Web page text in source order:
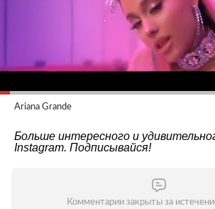
Ariana Grande
Больше интересного и
Instagram. Подписывайся!
Комментарии закрыты за